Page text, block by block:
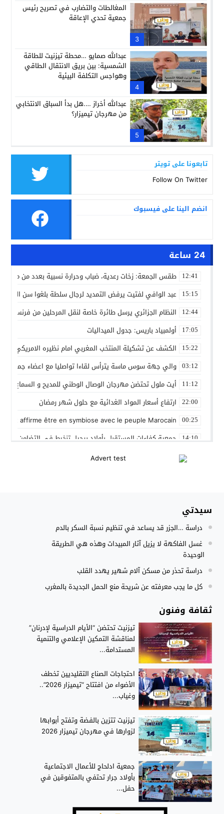
3
المغالطات والتضارب في تصريح رئيس
جمعية تحدي الإعاقة
4
عبدالله صمايو …محطة تيزنيت للطاقة
الشمسية: بين بريق الانتقال الطاقي
وهواجس التكلفة البيئية
5
عبدالله أخراز ….هل بدأ السباق الانتخابي
من مهرجان تيميزار؟
تابعونا على تويتر
Follow On Twitter
انضم الينا على فيسبوك
24 ساعة
12:41 طقس الجمعة: زخات رعدية، ضباب وحرارة نسبية بعدد من مدن
15:15 عبد الوافي لفتيت يرفض التمديد لرجال سلطة بلغوا سن التقاعد
12:44 النظام الجزائري يرسل طائرة خاصة لنقل المرحلين من فرنسا
17:05 أولمبياد باريس: جدول الميداليات
15:22 الكشف عن تشكيلة المنتخب المغربي امام نظيره الامريكي
03:12 والي جهة سوس ماسة يترأس لقاءا تواصليا مع اعضاء جماعة
11:12 أيت ملول تحتضن مهرجان الوصال الوطني للمديح و السماع من 25 إلى 30 مارس
22:00 ارتفاع أسعار المواد الغدائية مع حلول شهر رمضان
00:25
affirme être en symbiose avec le peuple Marocain
14:10 جمعية كفاءات المستقبل بأولاد برحيل تنخرط في التضامن
12:01 المنتخب المغربي داخل القاعة يتأهل الى نصف نهائي كأس
22:08
15:54 مجلس الحكومة يصادق على مشروع مرسوم مدونة التغطية
سيدتي
دراسة …الجزر قد يساعد في تنظيم نسبة السكر بالدم
غسل الفاكهة لا يزيل آثار المبيدات وهذه هي الطريقة
الوحيدة
دراسة تحذر من مسكن آلام شهير يهدد القلب
كل ما يجب معرفته عن شريحة منع الحمل الجديدة بالمغرب
ثقافة وفنون
تيزنيت تحتضن “الأيام الدراسية لإدرنان”
لمناقشة التمكين الإعلامي والتنمية
المستدامة...
احتجاجات الصناع التقليديين تخطف
الأضواء من افتتاح “تيميزار 2026”..
وغياب...
تيزنيت تتزين بالفضة وتفتح أبوابها
لزوارها في مهرجان تيميزار 2026
جمعية ادلحاج للأعمال الاجتماعية
بأولاد جرار تحتفي بالمتفوقين في
حفل...